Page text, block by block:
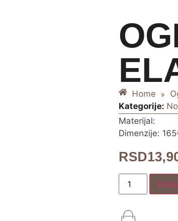
Home »
Kategorije:
Materijal:
Dimenzije:
RSD